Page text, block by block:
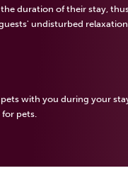
the duration of their stay,
undisturbed relaxation.
with you during your
pets.